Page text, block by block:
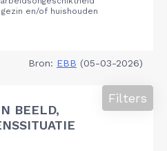
Bron: EBB (05-03-2026)
BEELD,
Filters